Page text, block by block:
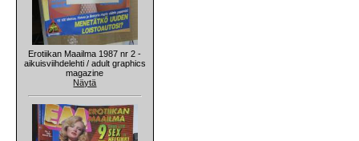
Erotiikan Maailma 1987 nr 2 -
aikuisviihdelehti / adult graphics
magazine
Näytä